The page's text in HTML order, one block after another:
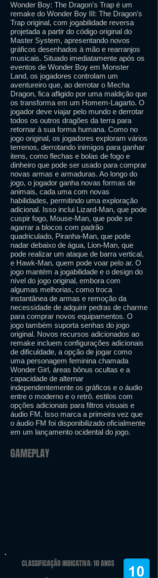
Wonder Boy: The Dragon's Trap é um
remake do Wonder Boy III: The Dragon's
Trap original, com jogabilidade reversa
projetada a partir do código original do
Master System, apresentando novos
gráficos desenhados à mão e rearranjos
musicais. Situado imediatamente após os
eventos de Wonder Boy em Monster
Land, os jogadores controlam um
aventureiro que, ao derrotar o Mecha
Dragon, fica afligido por uma maldição que
os transforma em um Homem-Lagarto. O
jogador deve viajar pelo mundo e derrotar
todos os outros dragões da terra para
retornar à sua forma humana. Como no
jogo original, os jogadores exploram vários
terrenos, derrotando inimigos para ganhar
itens, como flechas e bolas de fogo e
dinheiro que pode ser usado para comprar
novas armas e armaduras. Ao longo do
jogo, o jogador ganha novas formas de
animais, cada uma com novas
habilidades, permitindo uma exploração
adicional. Isso inclui Lizard-Man, que pode
cuspir fogo, Mouse-Man, que pode se
agarrar a blocos com padrão
quadriculado, Piranha-Man, que pode
nadar debaixo de água, Lion-Man, que
pode realizar um ataque de barra vertical,
e Hawk-Man, quem pode voar pelo ar. O
jogo mantém a jogabilidade e o design do
nível do jogo original, embora com
algumas melhorias, como troca
instantânea de armas e remoção da
necessidade de adquirir pedras de charme
para comprar novos equipamentos. O
jogo também suporta senhas do jogo
original. Novos recursos adicionados ao
remake incluem configurações adicionais
de dificuldade, a opção de jogar como
uma personagem feminina chamada
Wonder Girl, áreas bônus ocultas e a
capacidade de alternar
independentemente os gráficos e o áudio
entre o moderno e o retrô. estilos com
opções adicionais para filtros visuais e
áudio FM. Isso marca a primeira vez que
o áudio FM foi disponibilizado oficialmente
em um lançamento ocidental do jogo.
GAMEPLAY
CLASSIFICAÇÃO INDICATIVA: 10 ANOS